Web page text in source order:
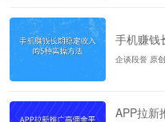
手机赚钱
企谈段誉 原创
APP拉新